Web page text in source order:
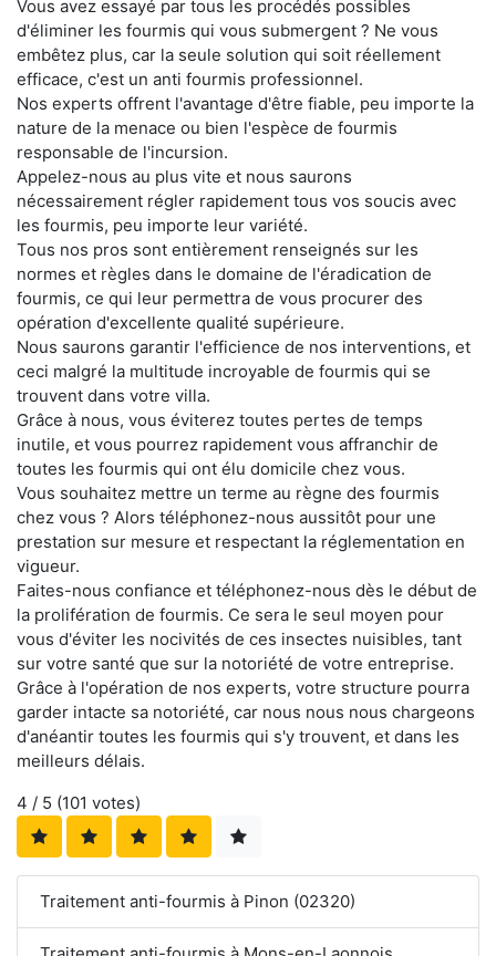
Vous avez essayé par tous les procédés possibles
d'éliminer les fourmis qui vous submergent ? Ne vous
embêtez plus, car la seule solution qui soit réellement
efficace, c'est un anti fourmis professionnel.
Nos experts offrent l'avantage d'être fiable, peu importe la
nature de la menace ou bien l'espèce de fourmis
responsable de l'incursion.
Appelez-nous au plus vite et nous saurons
nécessairement régler rapidement tous vos soucis avec
les fourmis, peu importe leur variété.
Tous nos pros sont entièrement renseignés sur les
normes et règles dans le domaine de l'éradication de
fourmis, ce qui leur permettra de vous procurer des
opération d'excellente qualité supérieure.
Nous saurons garantir l'efficience de nos interventions, et
ceci malgré la multitude incroyable de fourmis qui se
trouvent dans votre villa.
Grâce à nous, vous éviterez toutes pertes de temps
inutile, et vous pourrez rapidement vous affranchir de
toutes les fourmis qui ont élu domicile chez vous.
Vous souhaitez mettre un terme au règne des fourmis
chez vous ? Alors téléphonez-nous aussitôt pour une
prestation sur mesure et respectant la réglementation en
vigueur.
Faites-nous confiance et téléphonez-nous dès le début de
la prolifération de fourmis. Ce sera le seul moyen pour
vous d'éviter les nocivités de ces insectes nuisibles, tant
sur votre santé que sur la notoriété de votre entreprise.
Grâce à l'opération de nos experts, votre structure pourra
garder intacte sa notoriété, car nous nous nous chargeons
d'anéantir toutes les fourmis qui s'y trouvent, et dans les
meilleurs délais.
4 / 5 (101 votes)
Traitement anti-fourmis à Pinon (02320)